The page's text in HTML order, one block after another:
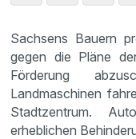
Sachsens Bauern
gegen die Pläne
Förderung
Landmaschinen
Stadtzentrum.
erheblichen